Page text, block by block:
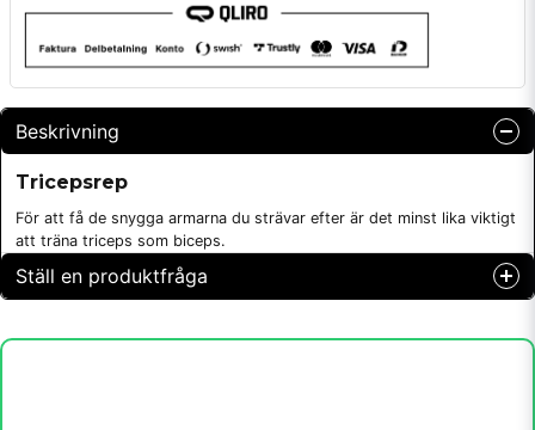
Beskrivning
Tricepsrep
För att få de snygga armarna du strävar efter är det minst lika viktigt
att träna triceps som biceps.
Ställ en produktfråga
Fråga oss något om denna produkten...